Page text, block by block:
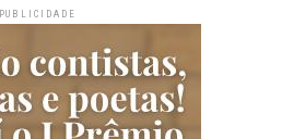
PUBLICIDADE